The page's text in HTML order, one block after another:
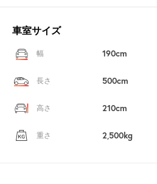
車室サイズ
幅 190cm
長さ 500cm
高さ 210cm
重さ 2,500kg